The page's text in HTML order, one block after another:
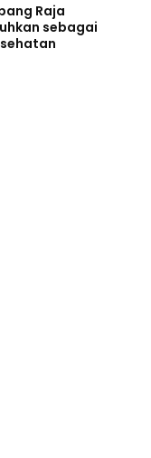
Raja
sebagai